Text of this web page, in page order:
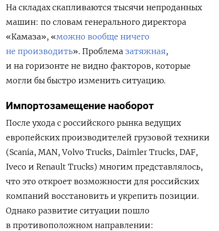
На складах скапливаются тысячи непроданных
машин: по словам генерального директора
«Камаза», «можно вообще ничего
не производить». Проблема затяжная,
и на горизонте не видно факторов, которые
могли бы быстро изменить ситуацию.
Импортозамещение наоборот
После ухода с российского рынка ведущих
европейских производителей грузовой техники
(Scania, MAN, Volvo Trucks, Daimler Trucks, DAF,
Iveco и Renault Trucks) многим представлялось,
что это откроет возможности для российских
компаний восстановить и укрепить позиции.
Однако развитие ситуации пошло
в противоположном направлении: